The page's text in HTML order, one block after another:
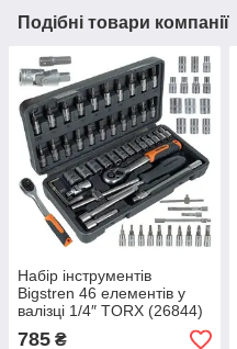
Подібні товари компанії
Набір інструментів
Bigstren 46 елементів у
валізці 1/4″ TORX (26844)
785 ₴